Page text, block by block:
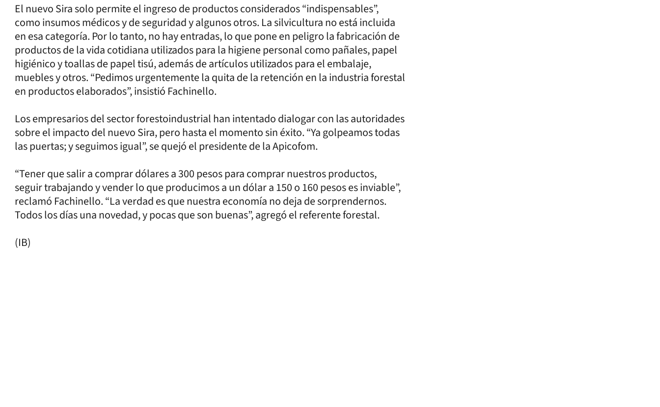
El nuevo Sira solo permite el ingreso de productos considerados “indispensables”,
como insumos médicos y de seguridad y algunos otros. La silvicultura no está incluida
en esa categoría. Por lo tanto, no hay entradas, lo que pone en peligro la fabricación de
productos de la vida cotidiana utilizados para la higiene personal como pañales, papel
higiénico y toallas de papel tisú, además de artículos utilizados para el embalaje,
muebles y otros. “Pedimos urgentemente la quita de la retención en la industria forestal
en productos elaborados”, insistió Fachinello.
Los empresarios del sector forestoindustrial han intentado dialogar con las autoridades
sobre el impacto del nuevo Sira, pero hasta el momento sin éxito. “Ya golpeamos todas
las puertas; y seguimos igual”, se quejó el presidente de la Apicofom.
“Tener que salir a comprar dólares a 300 pesos para comprar nuestros productos,
seguir trabajando y vender lo que producimos a un dólar a 150 o 160 pesos es inviable”,
reclamó Fachinello. “La verdad es que nuestra economía no deja de sorprendernos.
Todos los días una novedad, y pocas que son buenas”, agregó el referente forestal.
(IB)